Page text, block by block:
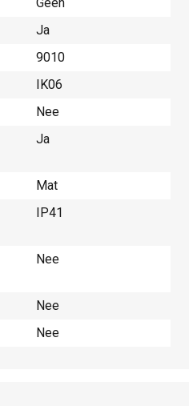
Ja
9010
IK06
Nee
Ja
Mat
IP41
Nee
Nee
Nee